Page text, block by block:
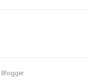
Blogger.